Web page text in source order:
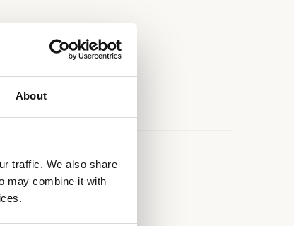
About
traffic. We also share
may combine it with